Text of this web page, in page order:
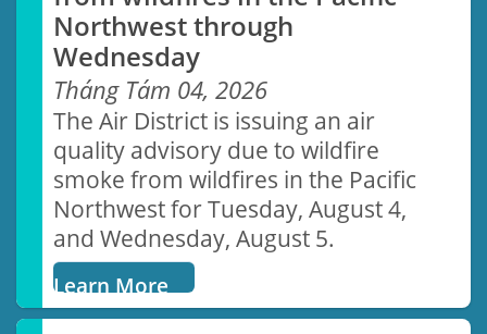
Northwest through
Wednesday
Tháng Tám 04, 2026
The Air District is issuing an air
quality advisory due to wildfire
smoke from wildfires in the Pacific
Northwest for Tuesday, August 4,
and Wednesday, August 5.
Learn More